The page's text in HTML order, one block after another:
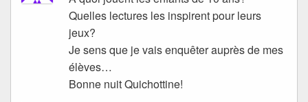
Quelles lectures les inspirent pour leurs
jeux?
Je sens que je vais enquêter auprès de mes
élèves…
Bonne nuit Quichottine!